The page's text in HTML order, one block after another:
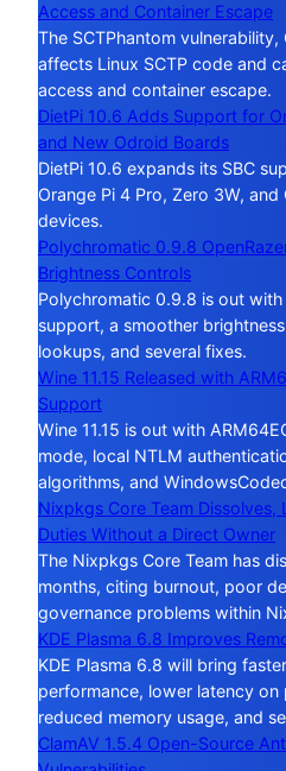
Access and Container Escape
The SCTPhantom
affects Linux SCTP code and
access and container escape.
DietPi 10.6 Adds Support for
and New Odroid Boards
DietPi 10.6 expands its SBC
Orange Pi 4 Pro, Zero 3W,
devices.
Polychromatic 0.9.8
Brightness Controls
Polychromatic 0.9.8 is out
support, a smoother
lookups, and several fixes.
Wine 11.15 Released with
Support
Wine 11.15 is out with
mode, local NTLM
algorithms, and
Nixpkgs Core Team Dissolves,
Duties Without a Direct Owner
The Nixpkgs Core Team has
months, citing burnout, poor
governance problems within
KDE Plasma 6.8 Improves
KDE Plasma 6.8 will bring
performance, lower latency on
reduced memory usage, and
ClamAV 1.5.4 Open-Source